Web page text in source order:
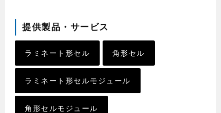
提供製品・サービス
ラミネート形セル 角形セル
ラミネート形セルモジュール
角形セルモジュール